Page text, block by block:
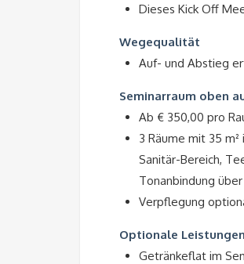
Dieses Kick Off
Wegequalität
Auf- und Abstieg
Seminarraum oben
Ab € 350,00 pro
3 Räume mit 35
Sanitär-Bereich,
Tonanbindung
Verpflegung
Optionale
Getränkeflat im